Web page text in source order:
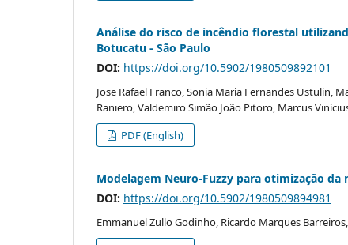
Análise do risco de incêndio florestal
Botucatu - São Paulo
DOI: https://doi.org/10.5902/1980509892101
Jose Rafael Franco, Sonia Maria Fernandes Ustulin,
Raniero, Valdemiro Simão João Pitoro, Marcus
PDF (English)
Modelagem Neuro-Fuzzy para otimização
DOI: https://doi.org/10.5902/1980509894981
Emmanuel Zullo Godinho, Ricardo Marques